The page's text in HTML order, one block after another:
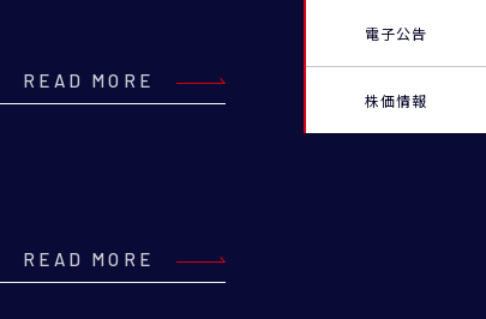
READ MORE
READ MORE
電子公告
株価情報